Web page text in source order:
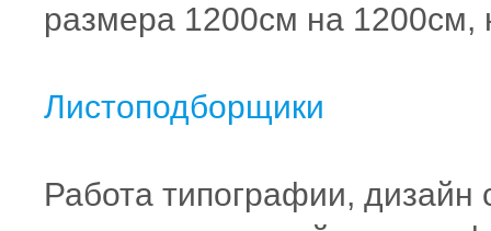
размера 1200см на 1200см,
Листоподборщики
Работа типографии,